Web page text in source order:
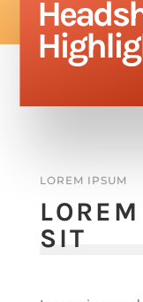
LOREM IPSUM
SIT